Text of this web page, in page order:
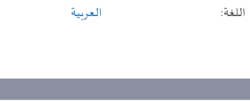
اللغة:
العربية